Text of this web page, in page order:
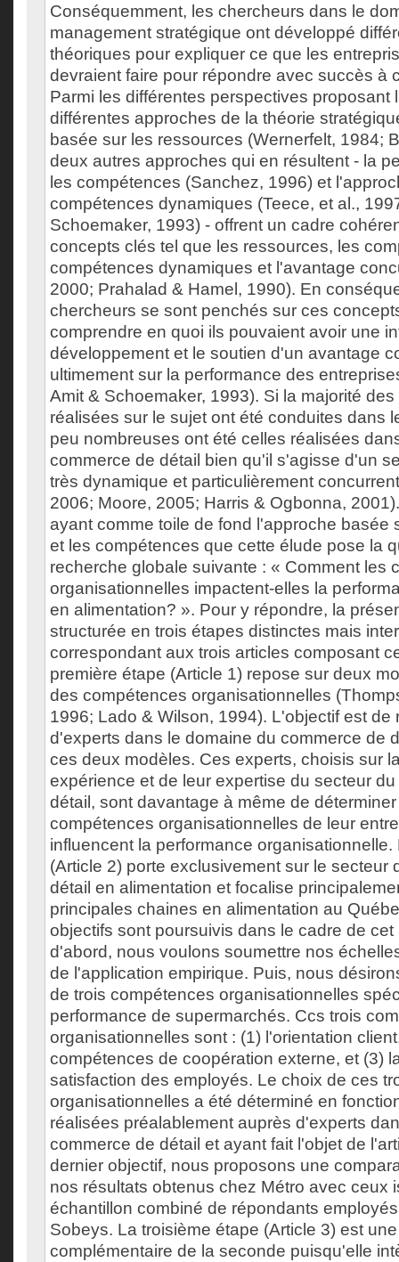
Conséquemment, les chercheurs dans le
management stratégique ont développé
théoriques pour expliquer ce que les
devraient faire pour répondre avec succès à
Parmi les différentes perspectives proposant
différentes approches de la théorie
basée sur les ressources (Wernerfelt, 1984;
deux autres approches qui en résultent - la
les compétences (Sanchez, 1996) et
compétences dynamiques (Teece, et al.,
Schoemaker, 1993) - offrent un cadre
concepts clés tel que les ressources, les
compétences dynamiques et l'avantage
2000; Prahalad & Hamel, 1990). En
chercheurs se sont penchés sur ces
comprendre en quoi ils pouvaient avoir une
développement et le soutien d'un avantage
ultimement sur la performance des
Amit & Schoemaker, 1993). Si la majorité
réalisées sur le sujet ont été conduites dans
peu nombreuses ont été celles réalisées
commerce de détail bien qu'il s'agisse d'un
très dynamique et particulièrement
2006; Moore, 2005; Harris & Ogbonna,
ayant comme toile de fond l'approche basée
et les compétences que cette élude pose la
recherche globale suivante : « Comment les
organisationnelles impactent-elles la
en alimentation? ». Pour y répondre, la
structurée en trois étapes distinctes mais
correspondant aux trois articles composant
première étape (Article 1) repose sur deux
des compétences organisationnelles
1996; Lado & Wilson, 1994). L'objectif est de
d'experts dans le domaine du commerce de
ces deux modèles. Ces experts, choisis sur
expérience et de leur expertise du secteur
détail, sont davantage à même de
compétences organisationnelles de leur
influencent la performance
(Article 2) porte exclusivement sur le secteur
détail en alimentation et focalise
principales chaines en alimentation au
objectifs sont poursuivis dans le cadre de cet
d'abord, nous voulons soumettre nos
de l'application empirique. Puis, nous
de trois compétences organisationnelles
performance de supermarchés. Ccs trois
organisationnelles sont : (1) l'orientation
compétences de coopération externe, et (3)
satisfaction des employés. Le choix de ces
organisationnelles a été déterminé en
réalisées préalablement auprès d'experts
commerce de détail et ayant fait l'objet de
dernier objectif, nous proposons une
nos résultats obtenus chez Métro avec ceux
échantillon combiné de répondants
Sobeys. La troisième étape (Article 3) est
complémentaire de la seconde puisqu'elle